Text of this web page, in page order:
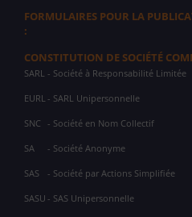
FORMULAIRES POUR LA
:
CONSTITUTION DE SOCIÉTÉ
SARL - Société à Responsabilité Limitée
EURL - SARL Unipersonnelle
SNC - Société en Nom Collectif
SA - Société Anonyme
SAS - Société par Actions Simplifiée
SASU - SAS Unipersonnelle